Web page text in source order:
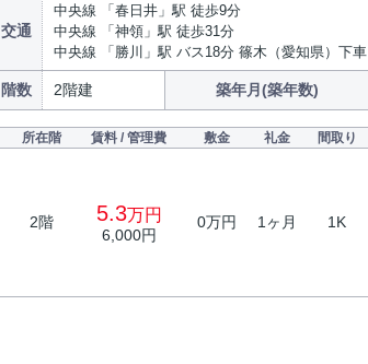
交通
中央線 「春日井」駅 徒歩9分
中央線 「神領」駅 徒歩31分
中央線 「勝川」駅 バス18分 篠木（愛知県）下
階数 2階建 築年月(築年数)
所在階 賃料 / 管理費 敷金 礼金 間取り
2階 5.3万円
6,000円
0万円 1ヶ月 1K